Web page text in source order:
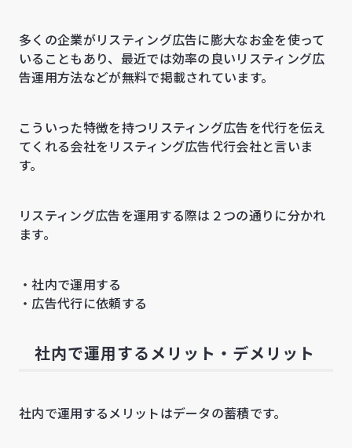
多くの企業がリスティング広告に膨大なお金を使って
いることもあり、最近では効率の良いリスティング広
告運用方法などが無料で掲載されています。
こういった特徴を持つリスティング広告を代行を伝え
てくれる会社をリスティング広告代行会社と言いま
す。
リスティング広告を運用する際は２つの通りに分かれ
ます。
・社内で運用する
・広告代行に依頼する
社内で運用するメリット・デメリット
社内で運用するメリットはデータの蓄積です。